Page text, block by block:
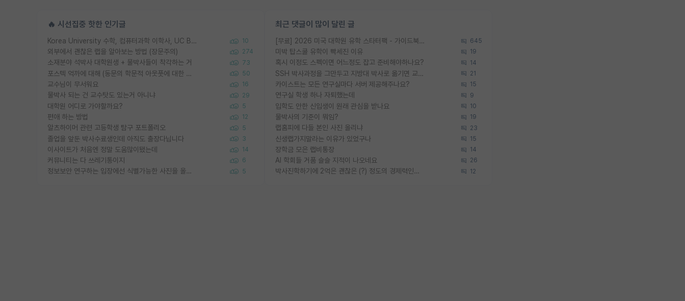
🔥 시선집중 핫한 인기글
Korea University 수학, 컴퓨터과학 이학사, UC Berkeley 산업공학 대학원 공학박사가 되는 것은 쉽지 않겠죠? 10
외부에서 괜찮은 랩을 알아보는 방법 (장문주의) 274
소재분야 석박사 대학원생 + 물박사들이 착각하는 거 73
포스텍 억까에 대해 (동문의 학문적 아웃풋에 대한 반박) 50
교수님이 무서워요 16
물박사 되는 건 교수탓도 있는거 아니냐 29
대학원 어디로 가야할까요? 5
편애 하는 방법 12
알츠하이머 관련 고등학생 탐구 포트폴리오 5
졸업을 앞둔 박사수료생인데 아직도 출장다닙니다 3
이사이트가 처음엔 정말 도움많이됐는데 14
커뮤니티는 다 쓰레기통이지 6
정보보안 연구하는 입장에선 식별가능한 사진을 올리는건 비추이긴함 5
최근 댓글이 많이 달린 글
[무료] 2026 미국 대학원 유학 스타터팩 - 가이드북 & 합격자 컨택메일 템플릿 645
미박 탑스쿨 유학이 빡세진 이유 19
혹시 이정도 스펙이면 어느정도 잡고 준비해야하나요? 14
SSH 박사과정을 그만두고 지방대 박사로 옮기면 교수의 꿈은 끝일까요? 21
카이스트는 모든 연구실마다 서버 제공해주나요? 15
연구실 학생 하나 자퇴했는데 9
입학도 안한 신입생이 원래 관심을 받나요 10
물박사의 기준이 뭐임? 19
랩홈피에 다들 본인 사진 올리냐 23
신생랩가지말라는 이유가 있었구나 15
장학금 모은 랩비통장 14
AI 학회들 거품 슬슬 지적이 나오네요 26
박사진학하기에 2억은 괜찮은 (?) 정도의 경제력인가요 12